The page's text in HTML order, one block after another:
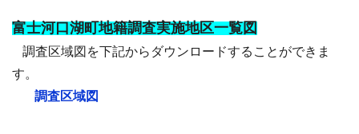
富士河口湖町地籍調査実施地区一覧図
調査区域図を下記からダウンロードすることができま
す。
調査区域図